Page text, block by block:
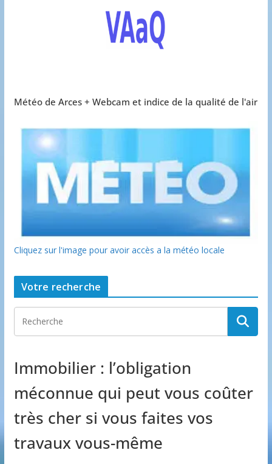
Météo de Arces + Webcam et indice de la qualité de l'air
Cliquez sur l'image pour avoir accès a la météo locale
Votre recherche
Immobilier : l’obligation
méconnue qui peut vous coûter
très cher si vous faites vos
travaux vous-même